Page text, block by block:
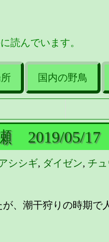
読んでいます。
国内の野鳥
2019/05/17
シシギ, ダイゼン, チ
、潮干狩りの時期で